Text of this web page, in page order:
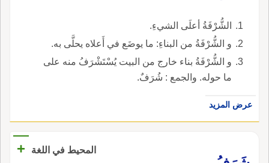
الشُّرْفَةُ أعلَى الشيءِ.
و الشُّرْفَةُ من البناءِ: ما يوضَع في أَعلاه يحلَّى به.
و الشُّرْفَةُ بناء خارج من البيت يُسْتَشْرَفُ منه على
ما حوله. والجمع : شُرَفٌ.
عرض المزيد
المحيط في اللغة
+